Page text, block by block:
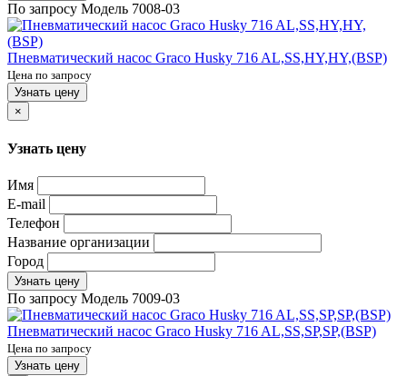
По запросу Модель 7008-03
Пневматический насос Graco Husky 716 AL,SS,HY,HY,(BSP)
Цена по запросу
Узнать цену
×
Узнать цену
Имя
E-mail
Телефон
Название организации
Город
Узнать цену
По запросу Модель 7009-03
Пневматический насос Graco Husky 716 AL,SS,SP,SP,(BSP)
Цена по запросу
Узнать цену